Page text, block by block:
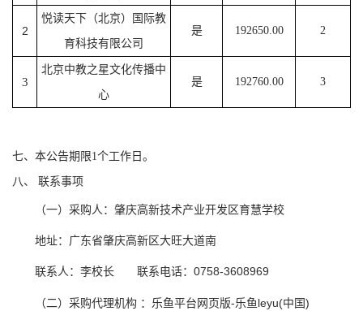
2
悦读天下（北京）国际教
育科技有限公司
是 192650.00 2
3
北京中教之星文化传播中
心
是 192760.00 3
七、本公告期限1个工作日。
八、 联系事项
（一）采购人：肇庆高新技术产业开发区育慧学校
地址：广东省肇庆高新区大旺大道南
联系人：李校长 联系电话： 0758-3608969
（二）采购代理机构 ：乐鱼平台网页版-乐鱼leyu(中国)